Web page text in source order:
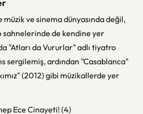
müzik ve sinema dünyasında değil,
sahnelerinde de kendine yer
"Atları da Vururlar" adlı tiyatro
sergilemiş, ardından "Casablanca"
(2012) gibi müzikallerde yer